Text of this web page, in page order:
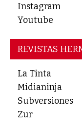
Instagram
Youtube
REVISTAS
La Tinta
Midianinja
Subversiones
Zur